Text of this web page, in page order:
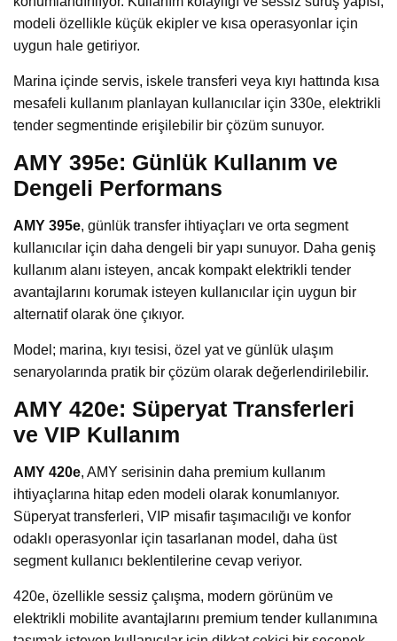
modeli özellikle küçük ekipler ve kısa operasyonlar için
uygun hale getiriyor.
Marina içinde servis, iskele transferi veya kıyı hattında kısa
mesafeli kullanım planlayan kullanıcılar için 330e, elektrikli
tender segmentinde erişilebilir bir çözüm sunuyor.
AMY 395e: Günlük Kullanım ve
Dengeli Performans
AMY 395e, günlük transfer ihtiyaçları ve orta segment
kullanıcılar için daha dengeli bir yapı sunuyor. Daha geniş
kullanım alanı isteyen, ancak kompakt elektrikli tender
avantajlarını korumak isteyen kullanıcılar için uygun bir
alternatif olarak öne çıkıyor.
Model; marina, kıyı tesisi, özel yat ve günlük ulaşım
senaryolarında pratik bir çözüm olarak değerlendirilebilir.
AMY 420e: Süperyat Transferleri
ve VIP Kullanım
AMY 420e, AMY serisinin daha premium kullanım
ihtiyaçlarına hitap eden modeli olarak konumlanıyor.
Süperyat transferleri, VIP misafir taşımacılığı ve konfor
odaklı operasyonlar için tasarlanan model, daha üst
segment kullanıcı beklentilerine cevap veriyor.
420e, özellikle sessiz çalışma, modern görünüm ve
elektrikli mobilite avantajlarını premium tender kullanımına